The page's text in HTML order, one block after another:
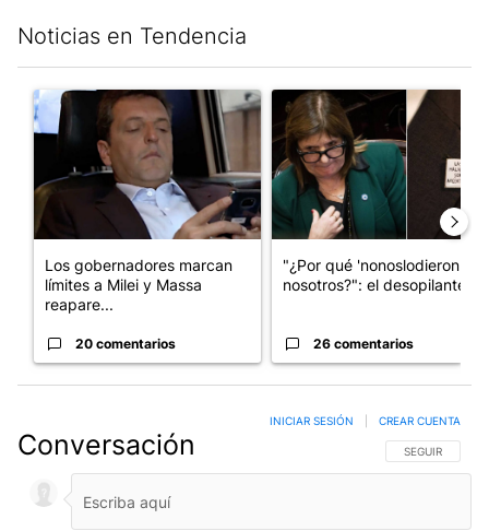
Noticias en Tendencia
Un artículo de tendencia con el título "Los gobernadores
Los gobernadores marcan
límites a Milei y Massa
reapare...
20 comentarios
Un artículo de tendencia con
"¿Por qué 'nonoslodieron' a
nosotros?": el desopilante ...
26 comentarios
Conversación SIGA ESTA
SEGUIR
INICIAR SESIÓN CREAR CUENTA